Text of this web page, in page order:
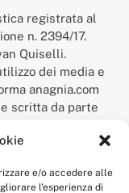
e/o accedere alle
l'esperienza di
registrata al
n. 2394/17.
Quiselli.
dei media e
anagnia.com
scritta da parte
l’Ufficio Italiano